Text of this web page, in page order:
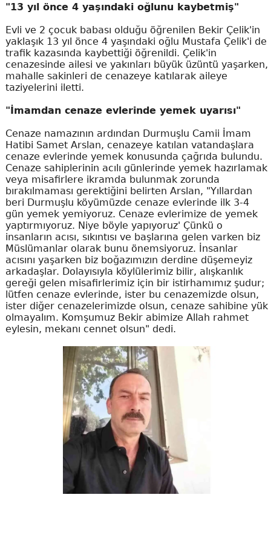
"13 yıl önce 4 yaşındaki oğlunu kaybetmiş"
Evli ve 2 çocuk babası olduğu öğrenilen Bekir Çelik'in
yaklaşık 13 yıl önce 4 yaşındaki oğlu Mustafa Çelik'i de
trafik kazasında kaybettiği öğrenildi. Çelik'in
cenazesinde ailesi ve yakınları büyük üzüntü yaşarken,
mahalle sakinleri de cenazeye katılarak aileye
taziyelerini iletti.
"İmamdan cenaze evlerinde yemek uyarısı"
Cenaze namazının ardından Durmuşlu Camii İmam
Hatibi Samet Arslan, cenazeye katılan vatandaşlara
cenaze evlerinde yemek konusunda çağrıda bulundu.
Cenaze sahiplerinin acılı günlerinde yemek hazırlamak
veya misafirlere ikramda bulunmak zorunda
bırakılmaması gerektiğini belirten Arslan, "Yıllardan
beri Durmuşlu köyümüzde cenaze evlerinde ilk 3-4
gün yemek yemiyoruz. Cenaze evlerimize de yemek
yaptırmıyoruz. Niye böyle yapıyoruz' Çünkü o
insanların acısı, sıkıntısı ve başlarına gelen varken biz
Müslümanlar olarak bunu önemsiyoruz. İnsanlar
acısını yaşarken biz boğazımızın derdine düşemeyiz
arkadaşlar. Dolayısıyla köylülerimiz bilir, alışkanlık
gereği gelen misafirlerimiz için bir istirhamımız şudur;
lütfen cenaze evlerinde, ister bu cenazemizde olsun,
ister diğer cenazelerimizde olsun, cenaze sahibine yük
olmayalım. Komşumuz Bekir abimize Allah rahmet
eylesin, mekanı cennet olsun" dedi.